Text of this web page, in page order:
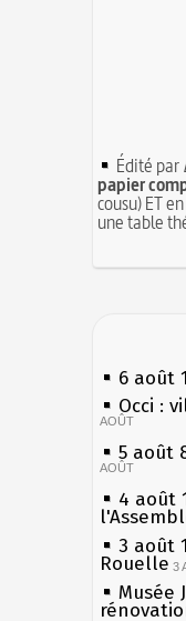
Édité par
papier
cousu) ET en
une table
6 août
Occi :
AOÛT
5 août
AOÛT
4 août
3 août
Rouelle 3
Musée